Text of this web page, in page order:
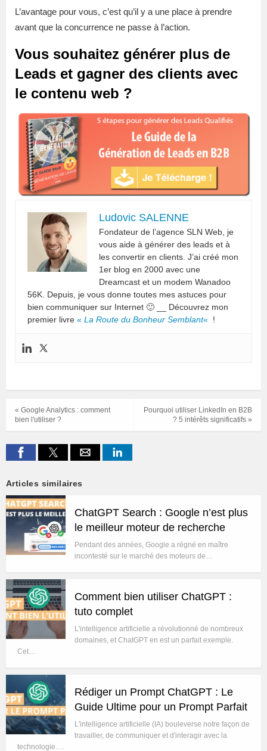
L’avantage pour vous, c’est qu’il y a une place à prendre
avant que la concurrence ne passe à l’action.
Vous souhaitez générer plus de
Leads et gagner des clients avec
le contenu web ?
Ludovic SALENNE
Fondateur de l’agence SLN Web, je
vous aide à générer des leads et à
les convertir en clients. J’ai créé mon
1er blog en 2000 avec une
Dreamcast et un modem Wanadoo
56K. Depuis, je vous donne toutes mes astuces pour
bien communiquer sur Internet 🙂 __ Découvrez mon
premier livre « La Route du Bonheur Semblant« !
Pourquoi utiliser LinkedIn en B2B
? 5 intérêts significatifs »
« Google Analytics : comment
bien l'utiliser ?
Articles similaires
ChatGPT Search : Google n’est plus
le meilleur moteur de recherche
Pendant des années, Google a régné en maître
incontesté sur le marché des moteurs de…
Comment bien utiliser ChatGPT :
tuto complet
L'intelligence artificielle a révolutionné de nombreux
domaines, et ChatGPT en est un parfait exemple.
Cet…
Rédiger un Prompt ChatGPT : Le
Guide Ultime pour un Prompt Parfait
L'intelligence artificielle (IA) bouleverse notre façon de
travailler, de communiquer et d'interagir avec la
technologie.…